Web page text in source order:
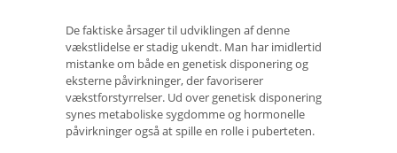
De faktiske årsager til udviklingen af ​​denne
vækstlidelse er stadig ukendt. Man har imidlertid
mistanke om både en genetisk disponering og
eksterne påvirkninger, der favoriserer
vækstforstyrrelser. Ud over genetisk disponering
synes metaboliske sygdomme og hormonelle
påvirkninger også at spille en rolle i puberteten.